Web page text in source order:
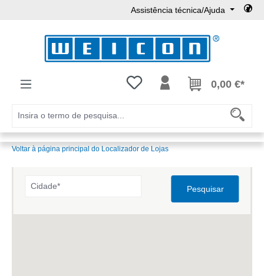
Assistência técnica/Ajuda
Tem 0 itens da lista de desejos
0,00 €*
Voltar à página principal do Localizador de Lojas
Pesquisar